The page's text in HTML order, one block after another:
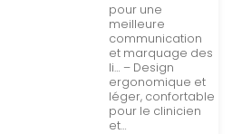
pour une
meilleure
communication
et marquage des
li… – Design
ergonomique et
léger, confortable
pour le clinicien
et…